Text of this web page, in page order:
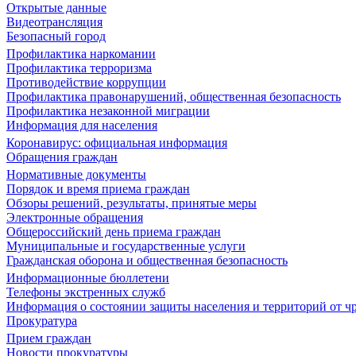
Открытые данные
Видеотрансляция
Безопасный город
Профилактика наркомании
Профилактика терроризма
Противодействие коррупции
Профилактика правонарушений, общественная безопасность
Профилактика незаконной миграции
Информация для населения
Коронавирус: официальная информация
Обращения граждан
Нормативные документы
Порядок и время приема граждан
Обзоры решений, результаты, принятые меры
Электронные обращения
Общероссийский день приема граждан
Муниципальные и государственные услуги
Гражданская оборона и общественная безопасность
Информационные бюллетени
Телефоны экстренных служб
Информация о состоянии защиты населения и территорий от
Прокуратура
Прием граждан
Новости прокуратуры